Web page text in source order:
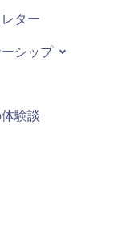
ター
シップ
験談